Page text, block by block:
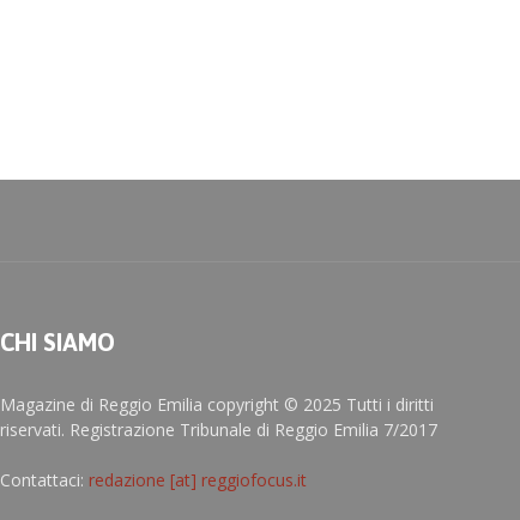
CHI SIAMO
Magazine di Reggio Emilia copyright © 2025 Tutti i diritti
riservati. Registrazione Tribunale di Reggio Emilia 7/2017
Contattaci: redazione [at] reggiofocus.it